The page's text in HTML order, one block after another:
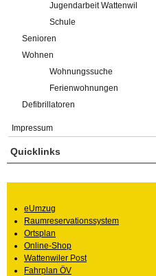
Jugendarbeit Wattenwil
Schule
Senioren
Wohnen
Wohnungssuche
Ferienwohnungen
Defibrillatoren
Impressum
Quicklinks
eUmzug
Raumreservationssystem
Ortsplan
Online-Shop
Wattenwiler Post
Fahrplan ÖV